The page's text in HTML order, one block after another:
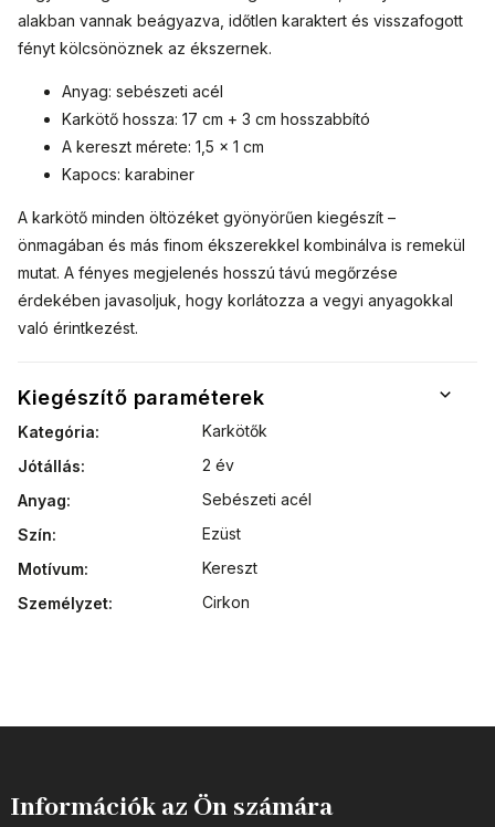
alakban vannak beágyazva, időtlen karaktert és visszafogott
fényt kölcsönöznek az ékszernek.
Anyag: sebészeti acél
Karkötő hossza: 17 cm + 3 cm hosszabbító
A kereszt mérete: 1,5 × 1 cm
Kapocs: karabiner
A karkötő minden öltözéket gyönyörűen kiegészít –
önmagában és más finom ékszerekkel kombinálva is remekül
mutat. A fényes megjelenés hosszú távú megőrzése
érdekében javasoljuk, hogy korlátozza a vegyi anyagokkal
való érintkezést.
Kiegészítő paraméterek
Kategória:
Karkötők
Jótállás:
2 év
Anyag:
Sebészeti acél
Szín:
Ezüst
Motívum:
Kereszt
Személyzet: Cirkon
Információk az Ön számára